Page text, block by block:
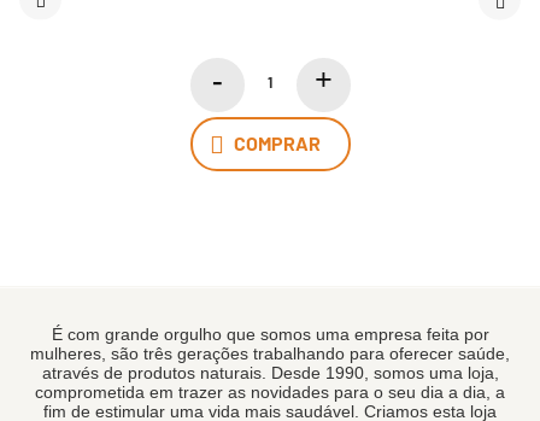
COMPRAR
É com grande orgulho que somos uma empresa feita por
mulheres, são três gerações trabalhando para oferecer saúde,
através de produtos naturais. Desde 1990, somos uma loja,
comprometida em trazer as novidades para o seu dia a dia, a
fim de estimular uma vida mais saudável. Criamos esta loja